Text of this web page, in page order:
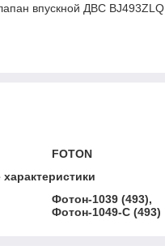
впускной ДВС BJ493ZLQ
FOTON
Фотон-1039 (493),
Фотон-1049-C (493)